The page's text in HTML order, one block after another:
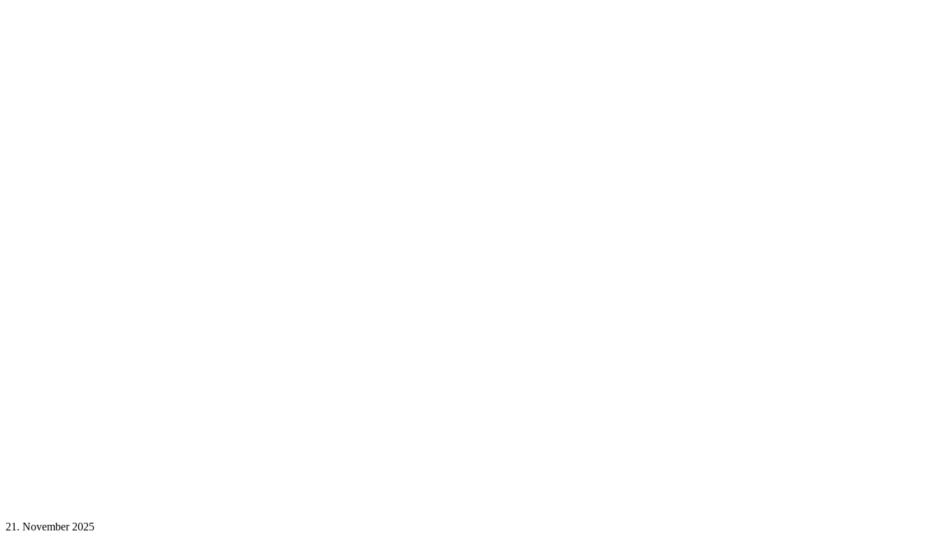
21. November 2025